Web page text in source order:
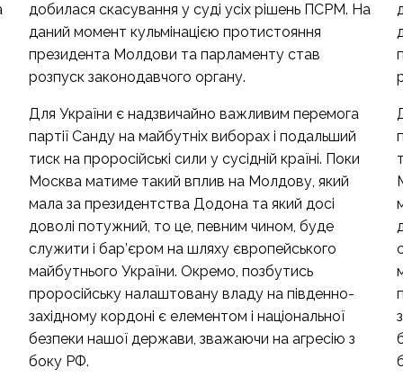
добилася скасування у суді усіх рішень ПСРМ. На
даний момент кульмінацією протистояння
президента Молдови та парламенту став
розпуск законодавчого органу.
Для України є надзвичайно важливим перемога
партії Санду на майбутніх виборах і подальший
тиск на проросійські сили у сусідній країні. Поки
Москва матиме такий вплив на Молдову, який
мала за президентства Додона та який досі
доволі потужний, то це, певним чином, буде
служити і бар’єром на шляху європейського
майбутнього України. Окремо, позбутись
проросійську налаштовану владу на південно-
західному кордоні є елементом і національної
безпеки нашої держави, зважаючи на агресію з
боку РФ.